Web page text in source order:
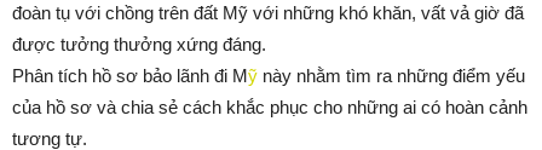
đoàn tụ với chồng trên đất Mỹ với những khó khăn, vất vả giờ đã
được tưởng thưởng xứng đáng.
Phân tích hồ sơ bảo lãnh đi Mỹ này nhằm tìm ra những điểm yếu
của hồ sơ và chia sẻ cách khắc phục cho những ai có hoàn cảnh
tương tự.